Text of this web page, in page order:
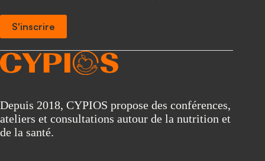
S'inscrire
A
l
n
a
t
Depuis 2018, CYPIOS propose des conférences,
ateliers et consultations autour de la nutrition et
de la santé.